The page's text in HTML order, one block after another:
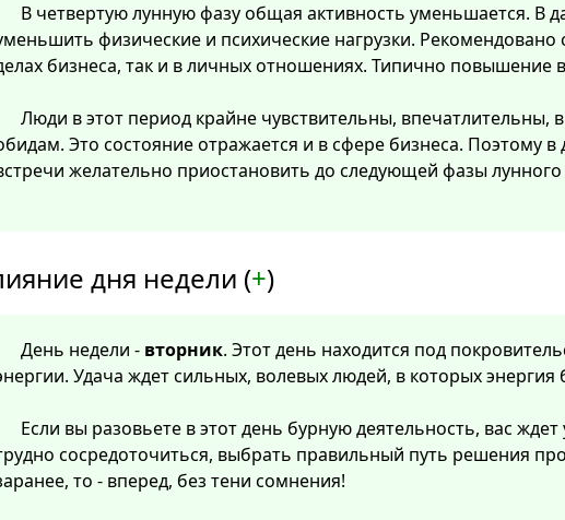
В четвертую лунную фазу общая активность уменьшается. В
физические и психические нагрузки. Рекомендовано
бизнеса, так и в личных отношениях. Типично повышение
Люди в этот период крайне чувствительны, впечатлительны,
Это состояние отражается и в сфере бизнеса. Поэтому
желательно приостановить до следующей фазы
дня недели (+)
День недели - вторник. Этот день находится под
Удача ждет сильных, волевых людей, в которых
Если вы разовьете в этот день бурную деятельность, вас
сосредоточиться, выбрать правильный путь решения
то - вперед, без тени сомнения!